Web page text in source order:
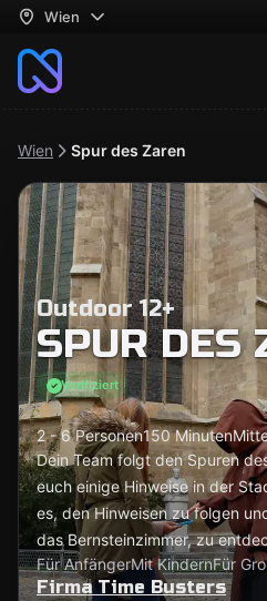
Wien
Wien Spur des Zaren
Outdoor 12+
SPUR DES
Verifiziert
2 - 6 Personen150 Minuten
Dein Team folgt den Spuren
euch einige Hinweise in der
es, den Hinweisen zu folgen
das Bernsteinzimmer, zu
Für AnfängerMit KindernFür
Firma Time Busters